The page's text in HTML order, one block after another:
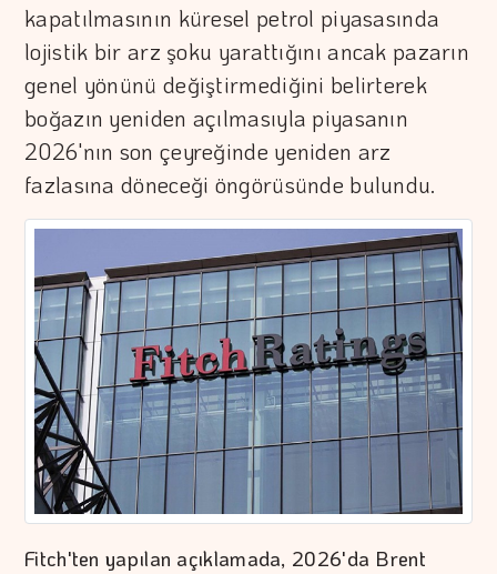
kapatılmasının küresel petrol piyasasında
lojistik bir arz şoku yarattığını ancak pazarın
genel yönünü değiştirmediğini belirterek
boğazın yeniden açılmasıyla piyasanın
2026'nın son çeyreğinde yeniden arz
fazlasına döneceği öngörüsünde bulundu.
Fitch'ten yapılan açıklamada, 2026'da Brent